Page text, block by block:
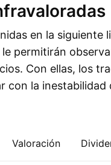
en la siguiente
permitirán
Con ellas, los
con la inestabilidad
Valoración